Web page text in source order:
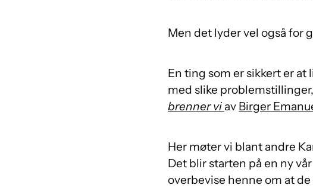
Men det lyder vel også for
En ting som er sikkert er
med slike
brenner vi av Birger
Her møter vi blant andre
Det blir starten på en ny
overbevise henne om at